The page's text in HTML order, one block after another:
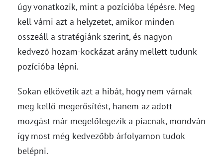
úgy vonatkozik, mint a pozícióba lépésre. Meg
kell várni azt a helyzetet, amikor minden
összeáll a stratégiánk szerint, és nagyon
kedvező hozam-kockázat arány mellett tudunk
pozícióba lépni.
Sokan elkövetik azt a hibát, hogy nem várnak
meg kellő megerősítést, hanem az adott
mozgást már megelőlegezik a piacnak, mondván
így most még kedvezőbb árfolyamon tudok
belépni.